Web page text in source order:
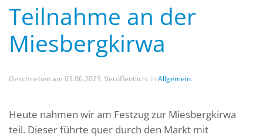
Teilnahme an der
Miesbergkirwa
Geschrieben am 03.06.2023. Veröffentlicht inAllgemein.
Heute nahmen wir am Festzug zur Miesbergkirwa
teil. Dieser führte quer durch den Markt mit